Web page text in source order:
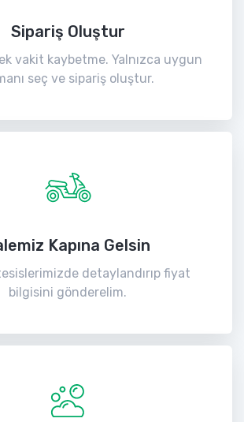
Sipariş Oluştur
vakit kaybetme. Yalnızca uygun
seç ve sipariş oluştur.
Kapına Gelsin
detaylandırıp fiyat
bilgisini gönderelim.